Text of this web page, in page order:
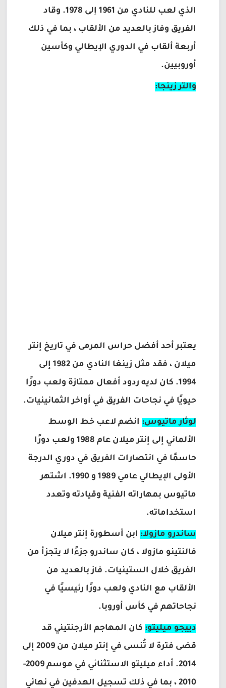
الذي لعب للنادي من 1961 إلى 1978. وقاد
الفريق وفاز بالعديد من الألقاب ، بما في ذلك
أربعة ألقاب في الدوري الإيطالي وكأسين
أوروبيين.
والتر زينجا:
يعتبر أحد أفضل حراس المرمى في تاريخ إنتر
ميلان ، فقد مثل زينغا النادي من 1982 إلى
1994. كان لديه ردود أفعال ممتازة ولعب دورًا
حيويًا في نجاحات الفريق في أواخر الثمانينيات.
لوثار ماتيوس: انضم لاعب خط الوسط
الألماني إلى إنتر ميلان عام 1988 ولعب دورًا
حاسمًا في انتصارات الفريق في دوري الدرجة
الأولى الإيطالي عامي 1989 و 1990. اشتهر
ماتيوس بمهاراته الفنية وقيادته وتعدد
استخداماته.
ساندرو مازولا: ابن أسطورة إنتر ميلان
فالنتينو مازولا ، كان ساندرو جزءًا لا يتجزأ من
الفريق خلال الستينيات. فاز بالعديد من
الألقاب مع النادي ولعب دورًا رئيسيًا في
نجاحاتهم في كأس أوروبا.
دييجو ميليتو: كان المهاجم الأرجنتيني قد
قضى فترة لا تُنسى في إنتر ميلان من 2009 إلى
2014. أداء ميليتو الاستثنائي في موسم 2009-
2010 ، بما في ذلك تسجيل الهدفين في نهائي